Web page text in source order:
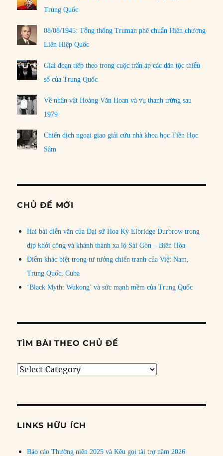
Trung Quốc
08/08/1945: Tổng thống Truman phê chuẩn Hiến chương
Liên Hiệp Quốc
Giai đoạn tiếp theo trong cuộc trấn áp các dân tộc thiểu
số của Trung Quốc
Về nhân vật Hoàng Văn Hoan và vụ thanh trừng sau
1979
Chiến dịch ngoại giao giải cứu nhà khoa học Tiền Học
Sâm
CHỦ ĐỀ MỚI
Hai bài diễn văn của Đại sứ Hoa Kỳ Elbridge Durbrow trong
dịp khởi công và khánh thành xa lộ Sài Gòn – Biên Hòa
Điểm khác biệt trong tư tưởng chiến tranh của Việt Nam,
Trung Quốc, Cuba
‘Black Myth: Wukong’ và sức mạnh mềm của Trung Quốc
TÌM BÀI THEO CHỦ ĐỀ
Tìm
đề
LINKS HỮU ÍCH
Báo cáo Thường niên 2025 và Kêu gọi tài trợ năm 2026